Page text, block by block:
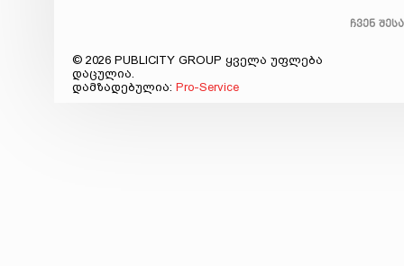
ჩვენ
© 2026 PUBLICITY GROUP ყველა უფლება
დაცულია.
დამზადებულია: Pro-Service